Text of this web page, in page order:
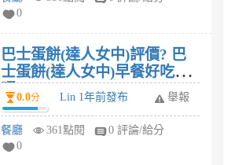
0
巴士蛋餅(達人女中)評價? 巴
士蛋餅(達人女中)早餐好吃
嗎?0.0分 Lin 1年前發布 舉報
餐廳 361點閱
0 評論/給分
0